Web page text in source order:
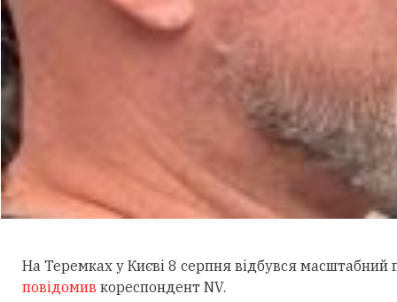
На Теремках у Києві 8 серпня відбувся масштабний
повідомив кореспондент NV.